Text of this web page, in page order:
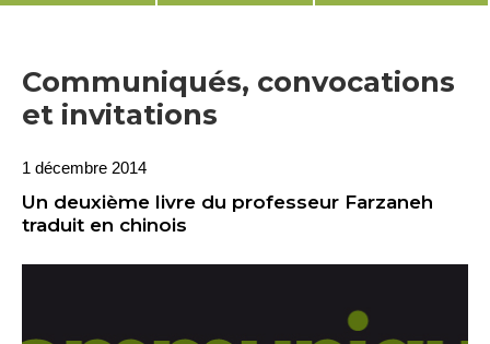
Communiqués, convocations
et invitations
1 décembre 2014
Un deuxième livre du professeur Farzaneh
traduit en chinois